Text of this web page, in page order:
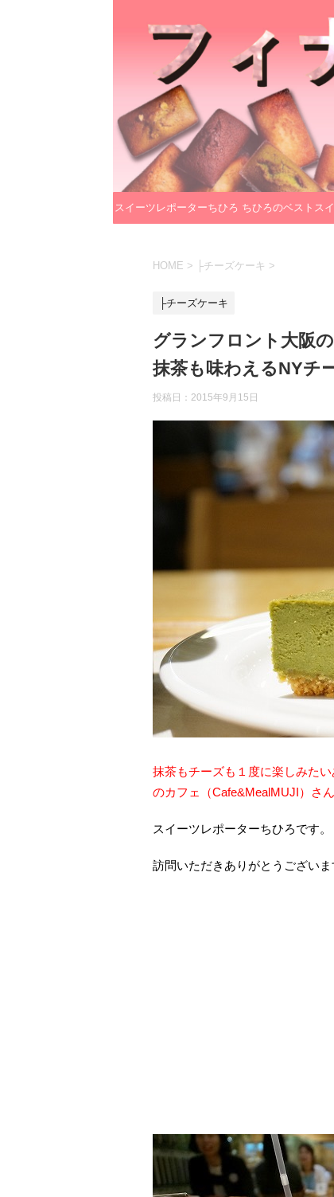
スイーツレポーターちひろ ちひろのベストス
HOME > ├チーズケーキ >
├チーズケーキ
グランフロント大阪
抹茶も味わえるNYチ
投稿日： 2015年9月15日
抹茶もチーズも１度に楽しみた
のカフェ（Cafe&MealMUJI）さ
スイーツレポーターちひろです。
訪問いただきありがとうございま